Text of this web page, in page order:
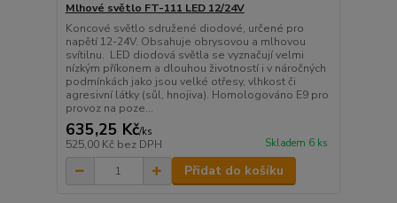
Mlhové světlo FT-111 LED 12/24V
Koncové světlo sdružené diodové, určené pro
napětí 12-24V. Obsahuje obrysovou a mlhovou
svítilnu. LED diodová světla se vyznačují velmi
nízkým příkonem a dlouhou životností i v náročných
podmínkách jako jsou velké otřesy, vlhkost či
agresivní látky (sůl, hnojiva). Homologováno E9 pro
provoz na poze...
635,25 Kč/ks
525,00 Kč bez DPH Skladem 6 ks
Přidat do košíku